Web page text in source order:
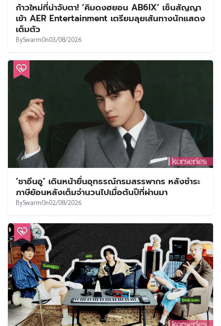
ก้าวใหม่ที่น่าจับตา! ‘คิมดงฮยอน AB6IX’ เซ็นสัญญา
เข้า AER Entertainment เตรียมลุยเส้นทางนักแสดง
เต็มตัว
BySwarmOn03/08/2026
‘ชาอึนอู’ เดินหน้ายื่นอุทธรณ์กรมสรรพากร หลังชำระ
ภาษีย้อนหลังเต็มจำนวนไปเมื่อต้นปีที่ผ่านมา
BySwarmOn02/08/2026